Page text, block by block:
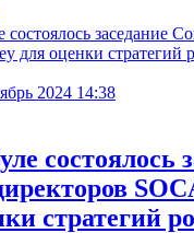
2024 14:38
состоялось
стратегий